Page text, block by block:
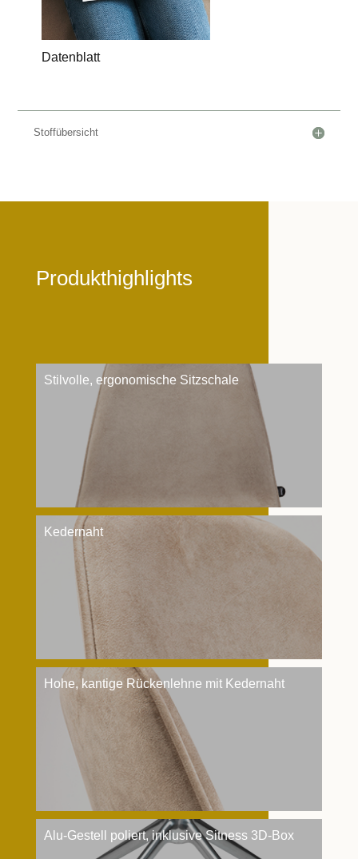
Datenblatt
Stoffübersicht
Produkthighlights
Stilvolle, ergonomische Sitzschale
Kedernaht
Hohe, kantige Rückenlehne mit Kedernaht
Alu-Gestell poliert, inklusive Sitness 3D-Box